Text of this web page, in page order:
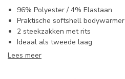
96% Polyester / 4% Elastaan
Praktische softshell bodywarmer
2 steekzakken met rits
Ideaal als tweede laag
Lees meer